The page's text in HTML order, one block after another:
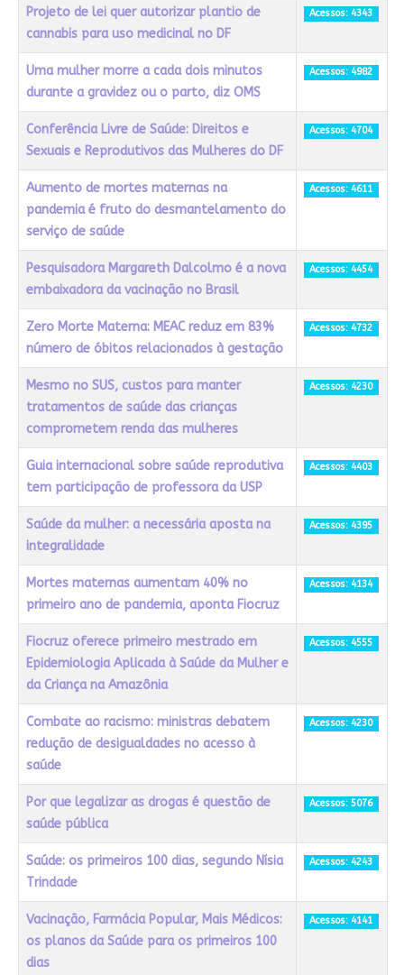
Projeto de lei quer autorizar plantio de
cannabis para uso medicinal no DF
Acessos: 4343
Uma mulher morre a cada dois minutos
durante a gravidez ou o parto, diz OMS
Acessos: 4982
Conferência Livre de Saúde: Direitos e
Sexuais e Reprodutivos das Mulheres do DF
Acessos: 4704
Aumento de mortes maternas na
pandemia é fruto do desmantelamento do
serviço de saúde
Acessos: 4611
Pesquisadora Margareth Dalcolmo é a nova
embaixadora da vacinação no Brasil
Acessos: 4454
Zero Morte Materna: MEAC reduz em 83%
número de óbitos relacionados à gestação
Acessos: 4732
Mesmo no SUS, custos para manter
tratamentos de saúde das crianças
comprometem renda das mulheres
Acessos: 4230
Guia internacional sobre saúde reprodutiva
tem participação de professora da USP
Acessos: 4403
Saúde da mulher: a necessária aposta na
integralidade
Acessos: 4395
Mortes maternas aumentam 40% no
primeiro ano de pandemia, aponta Fiocruz
Acessos: 4134
Fiocruz oferece primeiro mestrado em
Epidemiologia Aplicada à Saúde da Mulher e
da Criança na Amazônia
Acessos: 4555
Combate ao racismo: ministras debatem
redução de desigualdades no acesso à
saúde
Acessos: 4230
Por que legalizar as drogas é questão de
saúde pública
Acessos: 5076
Saúde: os primeiros 100 dias, segundo Nísia
Trindade
Acessos: 4243
Vacinação, Farmácia Popular, Mais Médicos:
os planos da Saúde para os primeiros 100
dias
Acessos: 4141